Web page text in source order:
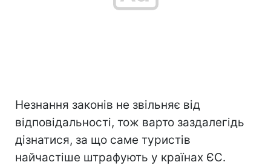
Незнання законів не звільняє від
відповідальності, тож варто заздалегідь
дізнатися, за що саме туристів
найчастіше штрафують у країнах ЄС.